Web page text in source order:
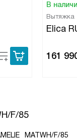
В
Вытяжка
Elica
161
F/85
MATWH/F/85